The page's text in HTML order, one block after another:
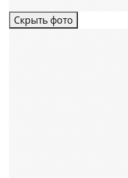
Скрыть фото